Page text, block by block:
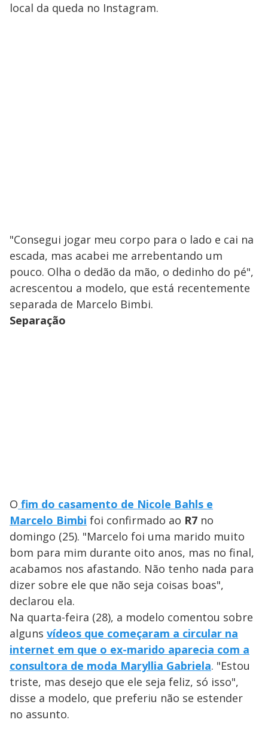
local da queda no Instagram.
"Consegui jogar meu corpo para o lado e cai na
escada, mas acabei me arrebentando um
pouco. Olha o dedão da mão, o dedinho do pé",
acrescentou a modelo, que está recentemente
separada de Marcelo Bimbi.
Separação
O fim do casamento de Nicole Bahls e
Marcelo Bimbi foi confirmado ao R7 no
domingo (25). "Marcelo foi uma marido muito
bom para mim durante oito anos, mas no final,
acabamos nos afastando. Não tenho nada para
dizer sobre ele que não seja coisas boas",
declarou ela.
Na quarta-feira (28), a modelo comentou sobre
alguns vídeos que começaram a circular na
internet em que o ex-marido aparecia com a
consultora de moda Maryllia Gabriela. "Estou
triste, mas desejo que ele seja feliz, só isso",
disse a modelo, que preferiu não se estender
no assunto.